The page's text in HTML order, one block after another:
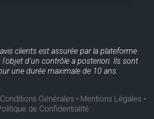
clients est assurée par la plateforme
l'objet d'un contrôle a posteriori. Ils sont
une durée maximale de 10 ans.
Conditions Générales - Mentions Légales -
de Confidentialité